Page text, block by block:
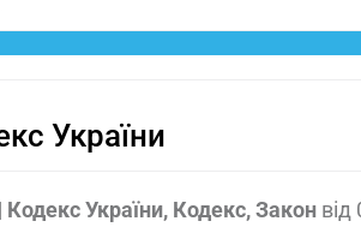
України
| Кодекс України, Кодекс, Закон від